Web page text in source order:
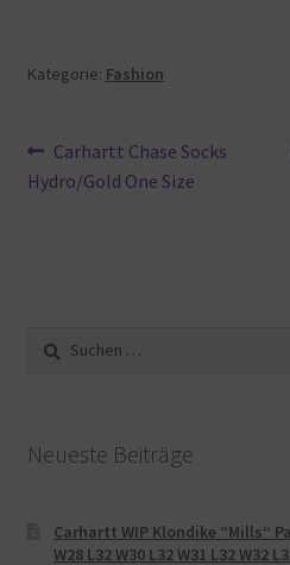
Kategorie: Fashion
Vorheriger
Beitrag:
Carhartt Chase Socks
Hydro/Gold One Size
Suche
nach:
Neueste Beiträge
Carhartt WIP Klondike “Mills“
W28 L32 W30 L32 W31 L32 W32